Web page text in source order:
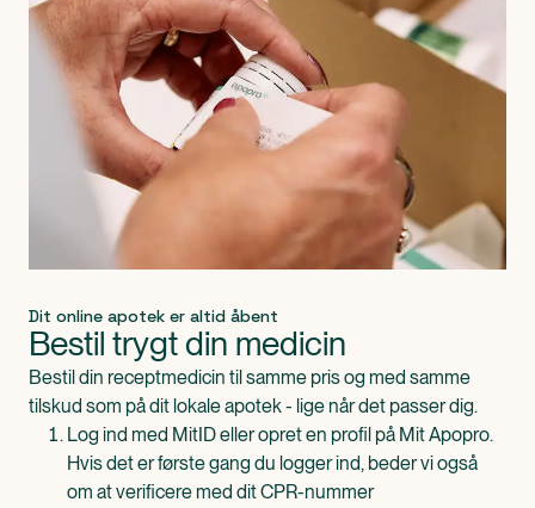
Dit online apotek er altid åbent
Bestil trygt din medicin
Bestil din receptmedicin til samme pris og med samme
tilskud som på dit lokale apotek - lige når det passer dig.
Log ind med MitID eller opret en profil på Mit Apopro.
Hvis det er første gang du logger ind, beder vi også
om at verificere med dit CPR-nummer